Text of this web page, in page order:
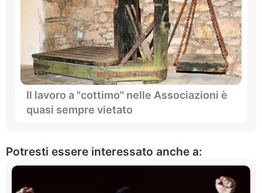
Il lavoro a "cottimo" nelle Associazioni è
quasi sempre vietato
Potresti essere interessato anche a: